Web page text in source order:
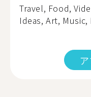
Travel, Food,
Ideas, Art, Music,